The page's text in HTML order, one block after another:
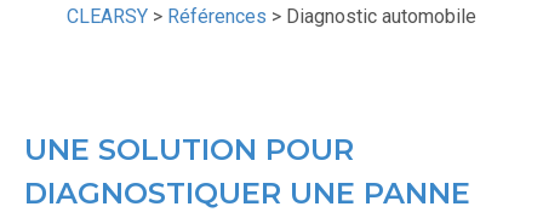
CLEARSY > Références > Diagnostic automobile
UNE SOLUTION POUR
DIAGNOSTIQUER UNE PANNE